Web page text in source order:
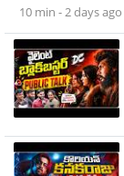
10 min -2 days ago